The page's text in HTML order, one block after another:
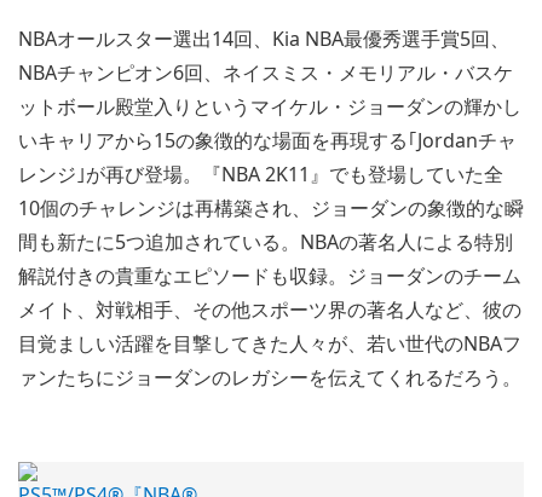
NBAオールスター選出14回、Kia NBA最優秀選手賞5回、
NBAチャンピオン6回、ネイスミス・メモリアル・バスケ
ットボール殿堂入りというマイケル・ジョーダンの輝かし
いキャリアから15の象徴的な場面を再現する｢Jordanチャ
レンジ｣が再び登場。『NBA 2K11』でも登場していた全
10個のチャレンジは再構築され、ジョーダンの象徴的な瞬
間も新たに5つ追加されている。NBAの著名人による特別
解説付きの貴重なエピソードも収録。ジョーダンのチーム
メイト、対戦相手、その他スポーツ界の著名人など、彼の
目覚ましい活躍を目撃してきた人々が、若い世代のNBAフ
ァンたちにジョーダンのレガシーを伝えてくれるだろう。